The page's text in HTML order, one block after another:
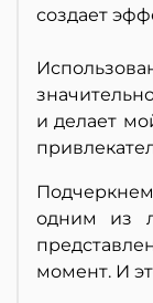
создает
и делает
одним из
момент. И